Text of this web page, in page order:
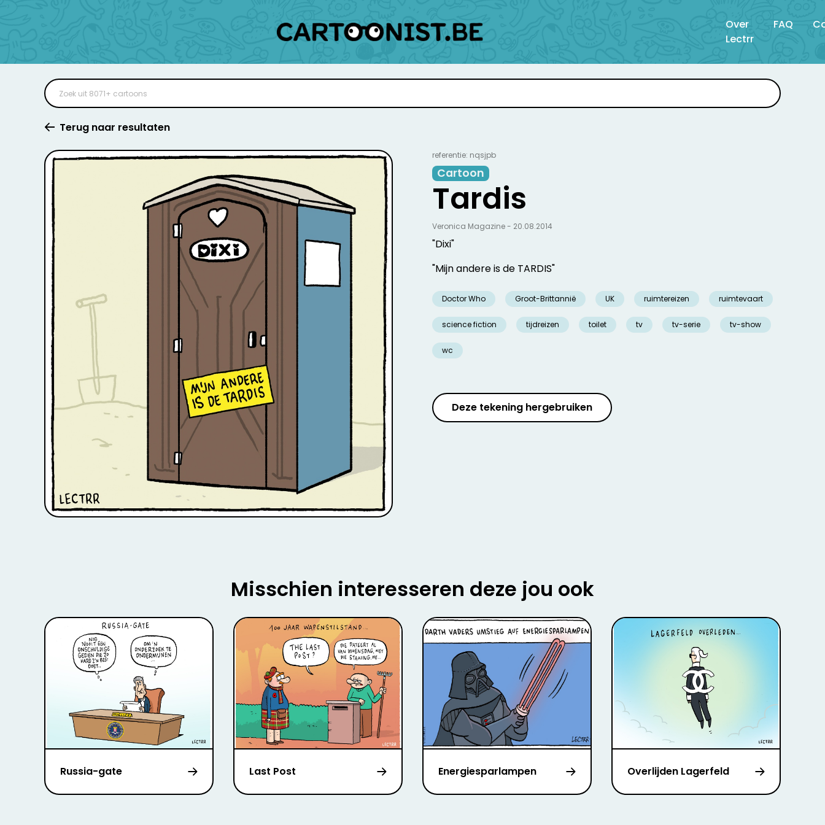
Over
Lectrr
FAQ
Terug naar resultaten
referentie: nqsjpb
Cartoon
Tardis
"Dixi"
"Mijn andere is de TARDIS"
Doctor Who Groot-Brittannië UK ruimtereizen ruimtevaart
science fiction tijdreizen toilet tv tv-serie tv-show
wc
Veronica Magazine - 20.08.2014
Deze tekening hergebruiken
Misschien interesseren deze jou ook
Russia-gate Last Post Energiesparlampen Overlijden Lagerfeld